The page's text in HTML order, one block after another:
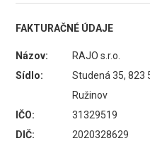
FAKTURAČNÉ ÚDAJE
Názov:
RAJO s.r.o.
Sídlo:
Studená 35, 823
Ružinov
IČO:
31329519
DIČ:
2020328629